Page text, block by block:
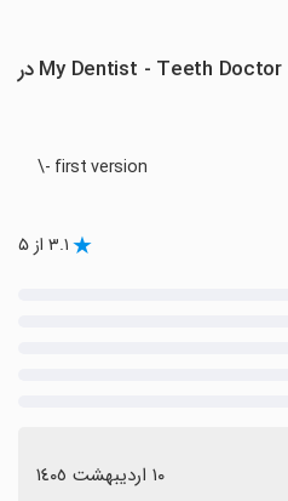
تغییرات بازی My Dentist - Teeth Doctor Game Dentist در
\- first version
۳.۱ از ۵
١٠ اردیبهشت ١٤٠٥